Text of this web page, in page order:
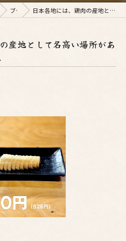
ブログ 日本各地には、鶏肉の産地として名高い場所があるため、地元の特...
産地として名高い場所があ